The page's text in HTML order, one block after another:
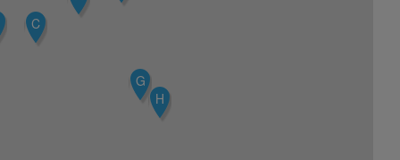
C
G
H